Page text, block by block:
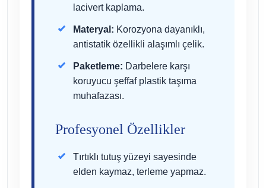
lacivert kaplama.
Materyal: Korozyona dayanıklı,
antistatik özellikli alaşımlı çelik.
Paketleme: Darbelere karşı
koruyucu şeffaf plastik taşıma
muhafazası.
Profesyonel Özellikler
Tırtıklı tutuş yüzeyi sayesinde
elden kaymaz, terleme yapmaz.